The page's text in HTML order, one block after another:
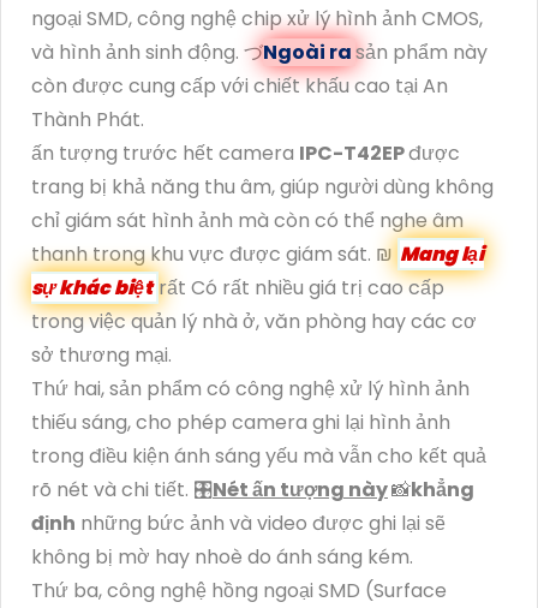
ngoại SMD, công nghệ chip xử lý hình ảnh CMOS,
và hình ảnh sinh động. づNgoài rasản phẩm này
còn được cung cấp với chiết khấu cao tại An
Thành Phát.
ấn tượng trước hết camera IPC-T42EPđược
trang bị khả năng thu âm, giúp người dùng không
chỉ giám sát hình ảnh mà còn có thể nghe âm
thanh trong khu vực được giám sát. ₪ Mang lại
sự khác biệtrất Có rất nhiều giá trị cao cấp
trong việc quản lý nhà ở, văn phòng hay các cơ
sở thương mại.
Thứ hai, sản phẩm có công nghệ xử lý hình ảnh
thiếu sáng, cho phép camera ghi lại hình ảnh
trong điều kiện ánh sáng yếu mà vẫn cho kết quả
rõ nét và chi tiết. 🎛Nét ấn tượng này📸khẳng
định những bức ảnh và video được ghi lại sẽ
không bị mờ hay nhoè do ánh sáng kém.
Thứ ba, công nghệ hồng ngoại SMD (Surface